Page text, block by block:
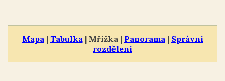
Mapa | Tabulka | Mřížka | Panorama | Správní
rozdělení